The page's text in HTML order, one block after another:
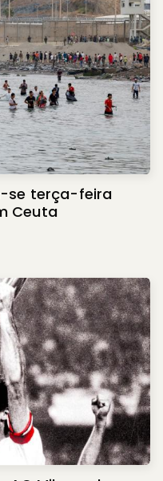
se terça-feira
Ceuta